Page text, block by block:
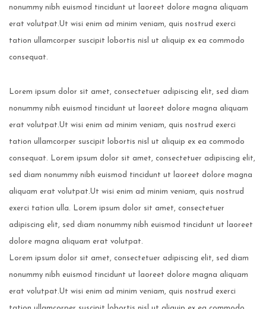
nonummy nibh euismod tincidunt ut laoreet dolore magna aliquam
erat volutpat.Ut wisi enim ad minim veniam, quis nostrud exerci
tation ullamcorper suscipit lobortis nisl ut aliquip ex ea commodo
consequat.
Lorem ipsum dolor sit amet, consectetuer adipiscing elit, sed diam
nonummy nibh euismod tincidunt ut laoreet dolore magna aliquam
erat volutpat.Ut wisi enim ad minim veniam, quis nostrud exerci
tation ullamcorper suscipit lobortis nisl ut aliquip ex ea commodo
consequat. Lorem ipsum dolor sit amet, consectetuer adipiscing elit,
sed diam nonummy nibh euismod tincidunt ut laoreet dolore magna
aliquam erat volutpat.Ut wisi enim ad minim veniam, quis nostrud
exerci tation ulla. Lorem ipsum dolor sit amet, consectetuer
adipiscing elit, sed diam nonummy nibh euismod tincidunt ut laoreet
dolore magna aliquam erat volutpat.
Lorem ipsum dolor sit amet, consectetuer adipiscing elit, sed diam
nonummy nibh euismod tincidunt ut laoreet dolore magna aliquam
erat volutpat.Ut wisi enim ad minim veniam, quis nostrud exerci